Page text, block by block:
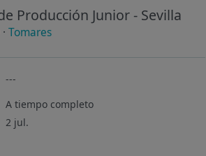
Producción Junior - Sevilla
·Tomares
---
A tiempo completo
2 jul.